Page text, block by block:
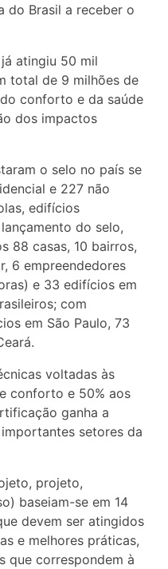
do Brasil a receber o
atingiu 50 mil
total de 9 milhões de
conforto e da saúde
dos impactos
o selo no país se
e 227 não
edifícios
do selo,
88 casas, 10 bairros,
6 empreendedores
e 33 edifícios em
com
em São Paulo, 73
voltadas às
conforto e 50% aos
ganha a
setores da
projeto,
baseiam-se em 14
devem ser atingidos
e melhores práticas,
que correspondem à